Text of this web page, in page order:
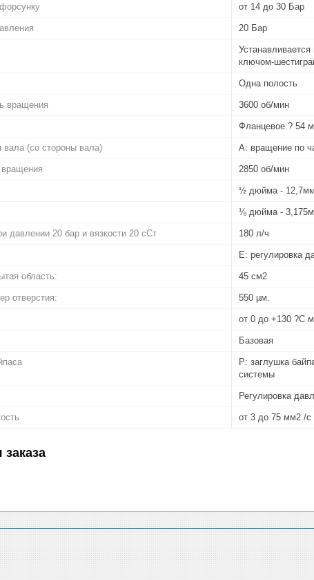
от 14 до 30 Бар
20 Бар
ключом-
Одна полость
вращения 3600 об/мин
Фланцевое ? 54
(со стороны вала) A: вращение по
вращения 2850 об/мин
½ дюйма - 12,7мм
⅛ дюйма -
давлении 20 бар и вязкости 20 сСт 180 л/ч
E: регулировка
область: 45 см2
отверстия: 550 µм.
от 0 до +130 ?C
Базовая
P: заглушка
системы
Регулировка
от 3 до 75 мм2 /с